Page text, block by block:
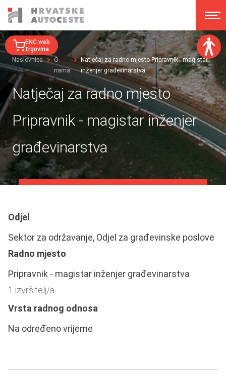
Veličina fonta:
A A A A
Disleksija:
Kontrast:
Poništi izmjene
ENC web
trgovina
Naslovnica
O
nama
Natječaj za radno mjesto Pripravnik - magistar
inženjer građevinarstva
Natječaj za radno mjesto
Pripravnik - magistar inženjer
građevinarstva
Odjel
Sektor za održavanje, Odjel za građevinske poslove
Radno mjesto
Pripravnik - magistar inženjer građevinarstva
1 izvršitelj/a
Vrsta radnog odnosa
Na određeno vrijeme